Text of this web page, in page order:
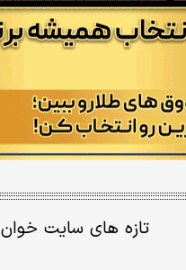
تازه های سایت خوان